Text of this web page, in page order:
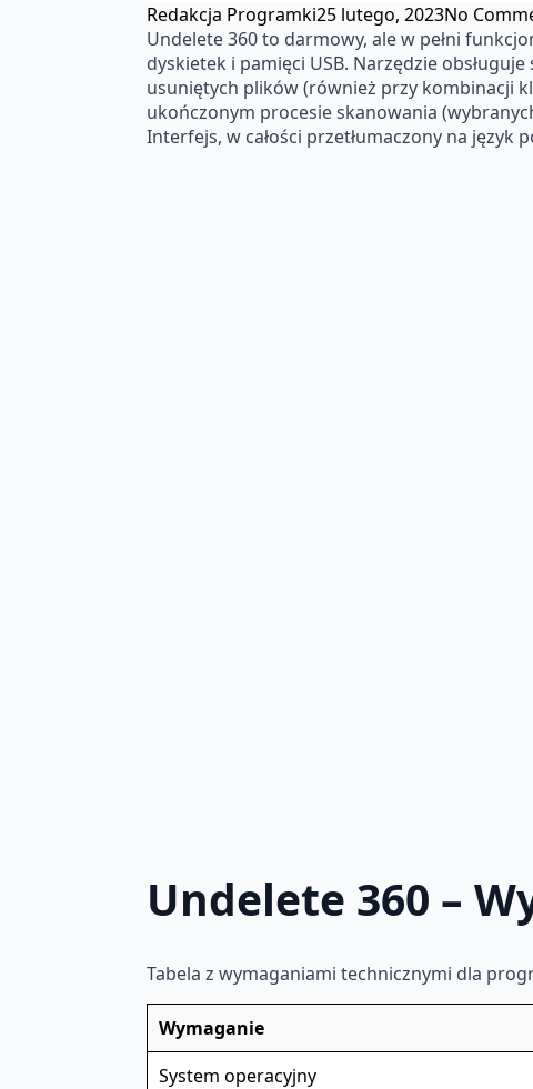
Redakcja Programki25 lutego, 2023No
Undelete 360 to darmowy, ale w pełni
dyskietek i pamięci USB. Narzędzie obsługuje
usuniętych plików (również przy kombinacji
ukończonym procesie skanowania
Interfejs, w całości przetłumaczony na
Undelete 360 –
Tabela z wymaganiami technicznymi dla
Wymaganie
System operacyjny